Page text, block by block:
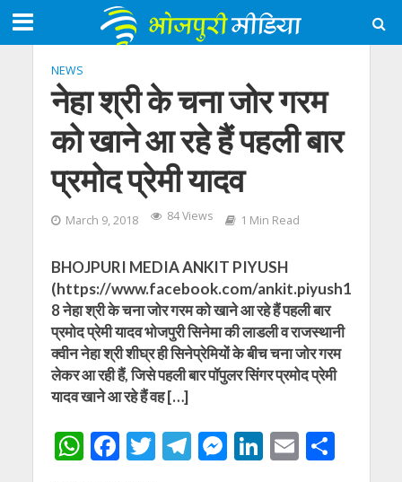
NEWS
नेहा श्री के चना जोर गरम
को खाने आ रहे हैं पहली बार
प्रमोद प्रेमी यादव
March 9, 2018 84 Views 1 Min Read
BHOJPURI MEDIA ANKIT PIYUSH
(https://www.facebook.com/ankit.piyush1
8 नेहा श्री के चना जोर गरम को खाने आ रहे हैं पहली बार
प्रमोद प्रेमी यादव भोजपुरी सिनेमा की लाडली व राजस्थानी
क्वीन नेहा श्री शीघ्र ही सिनेप्रेमियों के बीच चना जोर गरम
लेकर आ रही हैं, जिसे पहली बार पॉपुलर सिंगर प्रमोद प्रेमी
यादव खाने आ रहे हैं वह […]
W
h
F
ac
T T M Li E S